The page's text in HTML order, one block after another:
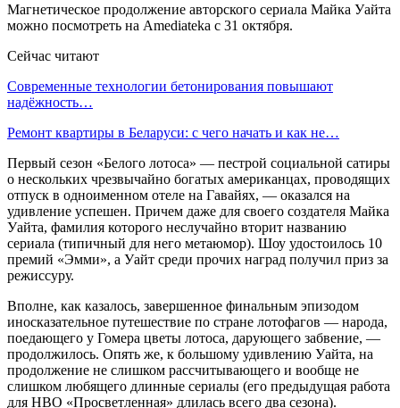
Магнетическое продолжение авторского сериала Майка Уайта
можно посмотреть на Amediateka с 31 октября.
Сейчас читают
Современные технологии бетонирования повышают
надёжность…
Ремонт квартиры в Беларуси: с чего начать и как не…
Первый сезон «Белого лотоса» — пестрой социальной сатиры
о нескольких чрезвычайно богатых американцах, проводящих
отпуск в одноименном отеле на Гавайях, — оказался на
удивление успешен. Причем даже для своего создателя Майка
Уайта, фамилия которого неслучайно вторит названию
сериала (типичный для него метаюмор). Шоу удостоилось 10
премий «Эмми», а Уайт среди прочих наград получил приз за
режиссуру.
Вполне, как казалось, завершенное финальным эпизодом
иносказательное путешествие по стране лотофагов — народа,
поедающего у Гомера цветы лотоса, дарующего забвение, —
продолжилось. Опять же, к большому удивлению Уайта, на
продолжение не слишком рассчитывающего и вообще не
слишком любящего длинные сериалы (его предыдущая работа
для HBO «Просветленная» длилась всего два сезона).